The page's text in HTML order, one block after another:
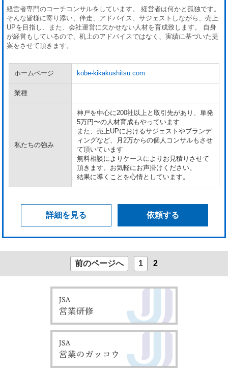
経営者専門のコーチコンサルをしています。 経営者は何かと孤独です。
そんな皆様に寄り添い、伴走、アドバイス、サジェストしながら、売上
UPを目指し、また、会社運営に欠かせない人材を育成致します。 自身
が経営もしているので、机上のアドバイスではなく、実績に基づいた提
案をさせて頂きます。
ホームページ kobe-kikakushitsu.com
業種
私たちの強み
神戸を中心に200社以上と取引先があり、単発
5万円〜の人材育成もやっています
また、売上UPにおけるサジェストやブランデ
ィングなど、月2万からの個人コンサルもさせ
て頂いています
無料相談によりケースによりお見積りさせて
頂きます。お気軽にお声掛けください。
結果に導くことを心情としています。
詳細を見る 依頼する
前のページへ 1 2